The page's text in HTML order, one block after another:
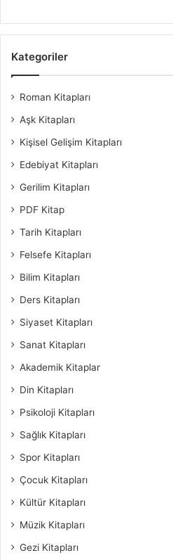
Kategoriler
Roman Kitapları
Aşk Kitapları
Kişisel Gelişim Kitapları
Edebiyat Kitapları
Gerilim Kitapları
PDF Kitap
Tarih Kitapları
Felsefe Kitapları
Bilim Kitapları
Ders Kitapları
Siyaset Kitapları
Sanat Kitapları
Akademik Kitaplar
Din Kitapları
Psikoloji Kitapları
Sağlık Kitapları
Spor Kitapları
Çocuk Kitapları
Kültür Kitapları
Müzik Kitapları
Gezi Kitapları